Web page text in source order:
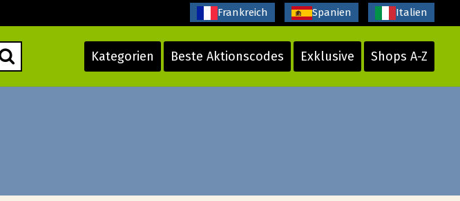
Kategorien Beste Aktionscodes Exklusive Shops A-Z
Frankreich Spanien Italien